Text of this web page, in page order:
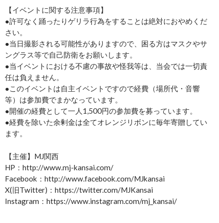
【イベントに関する注意事項】
●許可なく踊ったりゲリラ行為をすることは絶対におやめくだ
さい。
●当日撮影される可能性がありますので、困る方はマスクやサ
ングラス等で自己防衛をお願いします。
●当イベントにおける不慮の事故や怪我等は、当会では一切責
任は負えません。
●このイベントは自主イベントですので経費（場所代・音響
等）は参加費でまかなっています。
●開催の経費として一人1,500円の参加費を募っています。
●経費を除いた余剰金は全てオレンジリボンに毎年寄贈してい
ます。
【主催】MJ関西
HP：http://www.mj-kansai.com/
Facebook：http://www.facebook.com/MJkansai
X(旧Twitter)：https://twitter.com/MJKansai
Instagram：https://www.instagram.com/mj_kansai/